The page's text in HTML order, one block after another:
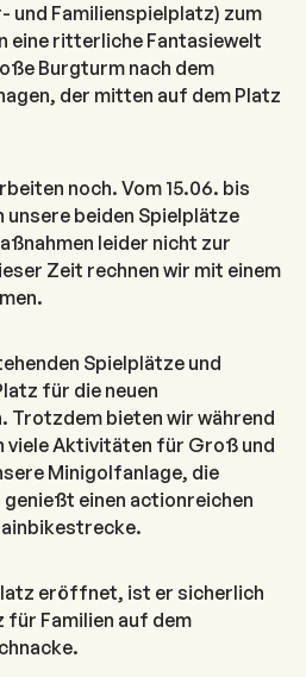
und Familienspielplatz) zum
eine ritterliche Fantasiewelt
Burgturm nach dem
der mitten auf dem Platz
noch. Vom 15.06. bis
unsere beiden Spielplätze
leider nicht zur
Zeit rechnen wir mit einem
Spielplätze und
für die neuen
Trotzdem bieten wir während
viele Aktivitäten für Groß und
Minigolfanlage, die
einen actionreichen
eröffnet, ist er sicherlich
für Familien auf dem